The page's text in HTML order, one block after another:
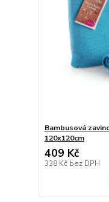
Bambusová
120x120cm
409 Kč
338 Kč bez DPH